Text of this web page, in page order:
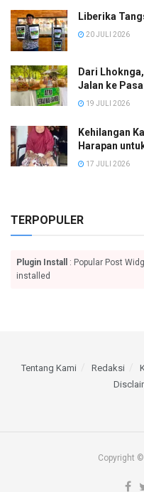
Liberika
20 JULI 2026
Dari
Jalan ke
19 JULI 2026
Kehilangan
Harapan
17 JULI 2026
TERPOPULER
Plugin Install
: Popular Post
installed
Tentang Kami Redaksi
Copyright